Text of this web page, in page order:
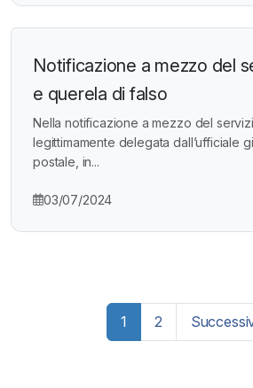
Notificazione a mezzo del
e querela di falso
Nella notificazione a mezzo del
legittimamente delegata dall’ufficiale
postale, in...
03/07/2024
1 2